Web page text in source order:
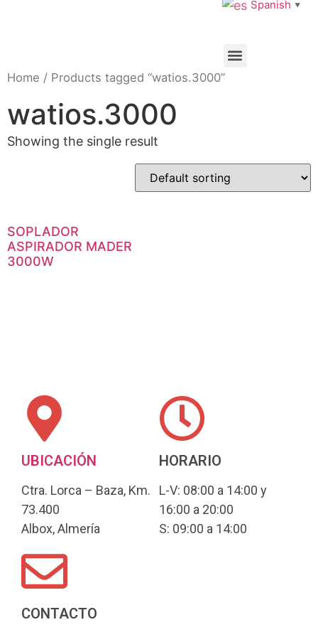
Spanish ▼
Home / Products tagged “watios.3000”
watios.3000
Showing the single result
SOPLADOR
ASPIRADOR MADER
3000W
UBICACIÓN
Ctra. Lorca – Baza, Km.
73.400
Albox, Almería
HORARIO
L-V: 08:00 a 14:00 y
16:00 a 20:00
S: 09:00 a 14:00
CONTACTO